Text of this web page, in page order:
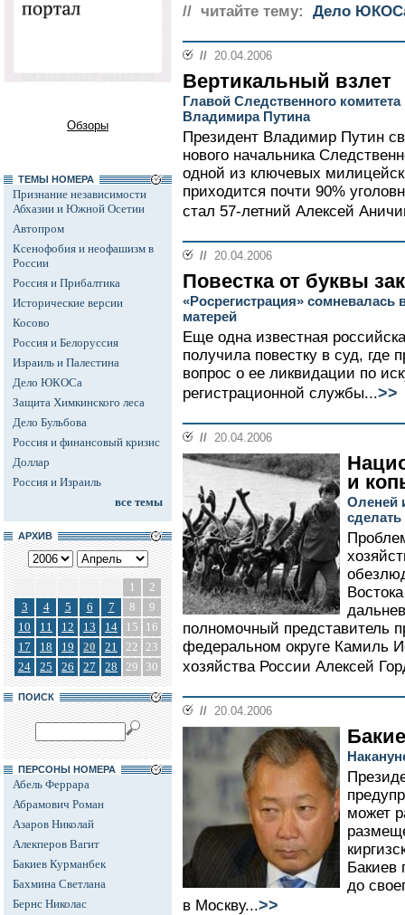
Обзоры
ТЕМЫ НОМЕРА
Признание независимости
Абхазии и Южной Осетии
Автопром
Ксенофобия и неофашизм в
России
Россия и Прибалтика
Исторические версии
Косово
Россия и Белоруссия
Израиль и Палестина
Дело ЮКОСа
Защита Химкинского леса
Дело Бульбова
Россия и финансовый кризис
Доллар
Россия и Израиль
все темы
АРХИВ
1
2
3
4 5 6 7 8
9
10
11 12 13 14 15
16
17
18 19 20 21 22 23
24
25 26 27 28 29 30
ПОИСК
ПЕРСОНЫ НОМЕРА
Абель Феррара
Абрамович Роман
Азаров Николай
Алекперов Вагит
Бакиев Курманбек
Бахмина Светлана
Бернс Николас
// читайте тему:
Дело
// 20.04.2006
Вертикальный взлет
Главой Следственного
Владимира Путина
Президент Владимир Путин
нового начальника
одной из ключевых
приходится почти 90%
стал 57-летний Алексей
// 20.04.2006
Повестка от буквы
«Росрегистрация» сомневалась
матерей
Еще одна известная
получила повестку в суд, где
вопрос о ее ликвидации по
регистрационной службы...>>
// 20.04.2006
и
Оленей
полномочный представитель
федеральном округе Камиль
хозяйства России Алексей
// 20.04.2006
может
Бакиев
до
в Москву...>>